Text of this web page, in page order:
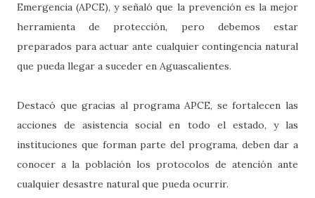
Emergencia (APCE), y señaló que la prevención es la mejor
herramienta de protección, pero debemos estar
preparados para actuar ante cualquier contingencia natural
que pueda llegar a suceder en Aguascalientes.
Destacó que gracias al programa APCE, se fortalecen las
acciones de asistencia social en todo el estado, y las
instituciones que forman parte del programa, deben dar a
conocer a la población los protocolos de atención ante
cualquier desastre natural que pueda ocurrir.